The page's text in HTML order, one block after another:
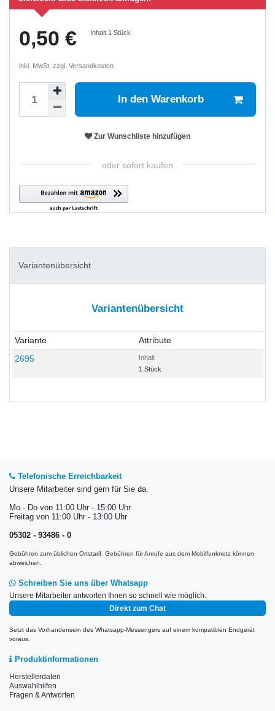
0,50 € Inhalt 1Stück
inkl. MwSt. zzgl. Versandkosten
In den Warenkorb
Zur Wunschliste hinzufügen
oder sofort kaufen
Variantenübersicht
Variantenübersicht
Variante
Attribute
2695
Inhalt
1 Stück
Telefonische Erreichbarkeit
Unsere Mitarbeiter sind gern für Sie da.
Mo - Do von 11:00 Uhr - 15:00 Uhr
Freitag von 11:00 Uhr - 13:00 Uhr
05302 - 93486 - 0
Gebühren zum üblichen Ortstarif. Gebühren für Anrufe aus dem Mobilfunknetz können
abweichen.
Schreiben Sie uns über Whatsapp
Unsere Mitarbeiter antworten Ihnen so schnell wie möglich.
Direkt zum Chat
Setzt das Vorhandensein des Whatsapp-Messengers auf einem kompatiblen Endgerät
voraus.
Produktinformationen
Herstellerdaten
Auswahlhilfen
Fragen & Antworten